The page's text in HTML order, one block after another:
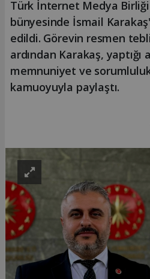
Türk İnternet Medya Birliği
bünyesinde İsmail
edildi. Görevin resmen
ardından Karakaş, yaptığı
memnuniyet ve
kamuoyuyla paylaştı.